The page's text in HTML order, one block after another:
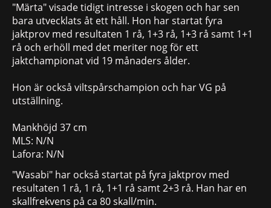
"Märta" visade tidigt intresse i skogen och har sen
bara utvecklats åt ett håll. Hon har startat fyra
jaktprov med resultaten 1 rå, 1+3 rå, 1+3 rå samt 1+1
rå och erhöll med det meriter nog för ett
jaktchampionat vid 19 månaders ålder.
Hon är också viltspårschampion och har VG på
utställning.
Mankhöjd 37 cm
MLS: N/N
Lafora: N/N
"Wasabi" har också startat på fyra jaktprov med
resultaten 1 rå, 1 rå, 1+1 rå samt 2+3 rå. Han har en
skallfrekvens på ca 80 skall/min.